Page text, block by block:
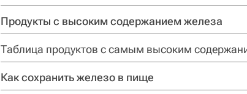
Продукты с высоким содержанием железа
Таблица продуктов с самым высоким
Как сохранить железо в пище